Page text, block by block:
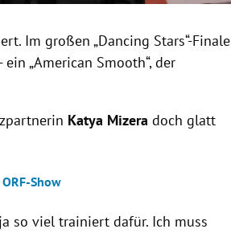
Im großen „Dancing Stars“-Finale
ein„American Smooth“, der
Katya Mizera doch glatt
Show
so viel trainiert dafür. Ich muss